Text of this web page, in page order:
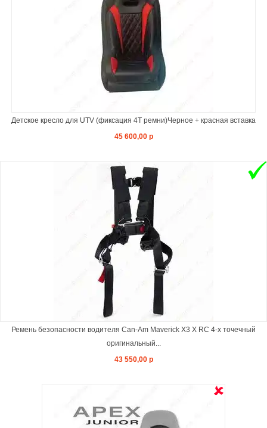
Детское кресло для UTV (фиксация 4Т ремни)Черное + красная вставка
45 600,00 р
Ремень безопасности водителя Can-Am Maverick X3 X RC 4-х точечный
оригинальный...
43 550,00 р